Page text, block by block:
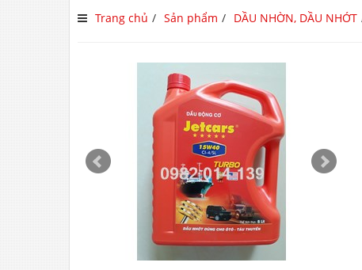
Trang chủ Sản phẩm DẦU NHỜN, DẦU NHỚT